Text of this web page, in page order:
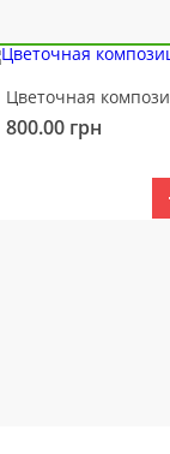
Цветочная
800.00 грн